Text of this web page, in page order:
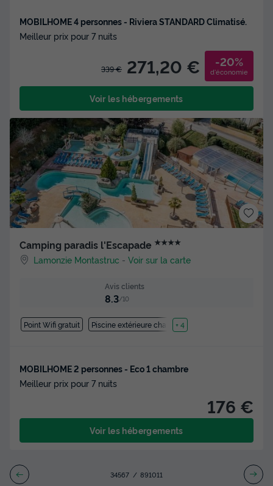
MOBILHOME 4 personnes - Riviera STANDARD Climatisé.
Meilleur prix pour 7 nuits
339 € 271,20 € -20%
d'économie
Voir les hébergements
Camping paradis l'Escapade ★★★★
Lamonzie Montastruc -Voir sur la carte
Avis clients
8.3/10
Point Wifi gratuit Piscine extérieure chauffée
+ 4
MOBILHOME 2 personnes - Eco 1 chambre
Meilleur prix pour 7 nuits
176 €
Voir les hébergements
34567 891011